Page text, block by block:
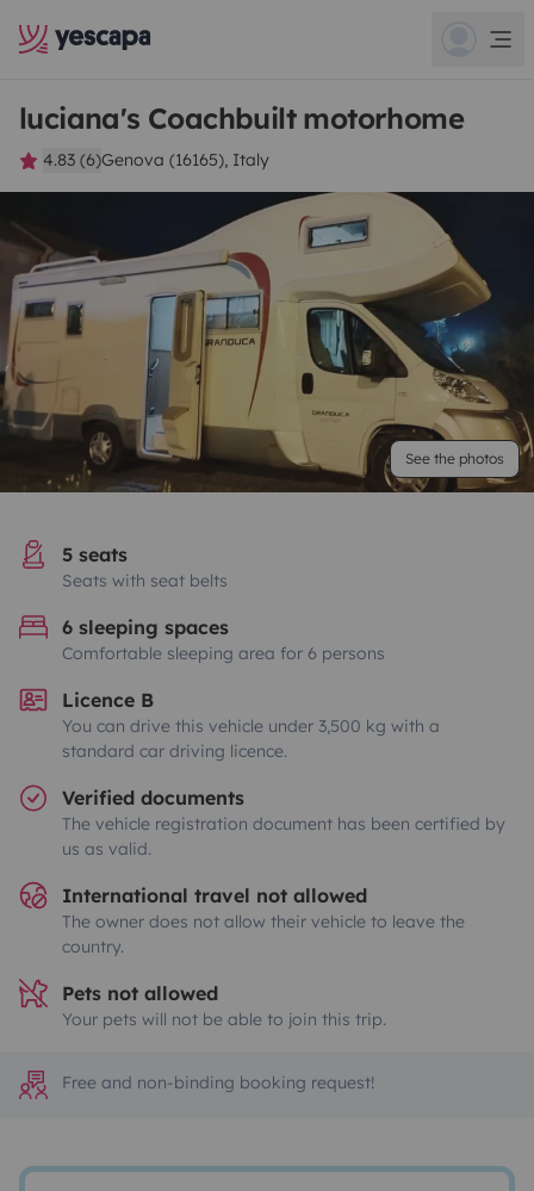
luciana's Coachbuilt motorhome
4.83 (6)Genova (16165), Italy
See the photos
5 seats
Seats with seat belts
6 sleeping spaces
Comfortable sleeping area for 6 persons
Licence B
You can drive this vehicle under 3,500 kg with a
standard car driving licence.
Verified documents
The vehicle registration document has been certified by
us as valid.
International travel not allowed
The owner does not allow their vehicle to leave the
country.
Pets not allowed
Your pets will not be able to join this trip.
Free and non-binding booking request!